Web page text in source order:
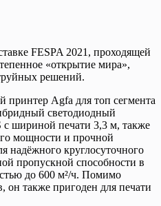
FESPA 2021, проходящей
«открытие мира»,
решений.
Agfa для топ сегмента
светодиодный
с шириной печати 3,3 м, также
мощности и прочной
надёжного круглосуточного
пропускной способности в
до 600 м²/ч. Помимо
он также пригоден для печати